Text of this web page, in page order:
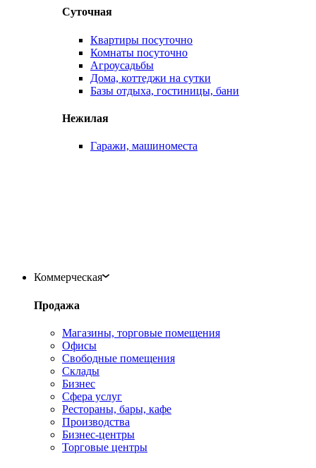
Суточная
Квартиры посуточно
Комнаты посуточно
Агроусадьбы
Дома, коттеджи на сутки
Базы отдыха, гостиницы, бани
Нежилая
Гаражи, машиноместа
Коммерческая
Продажа
Магазины, торговые помещения
Офисы
Свободные помещения
Склады
Бизнес
Сфера услуг
Рестораны, бары, кафе
Производства
Бизнес-центры
Торговые центры